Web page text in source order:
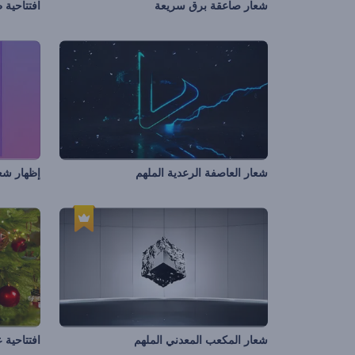
شعار صاعقة برق سريعة افتتاحية
شعار العاصفة الرعدية الملهم إظهار
شعار المكعب المعدني الملهم